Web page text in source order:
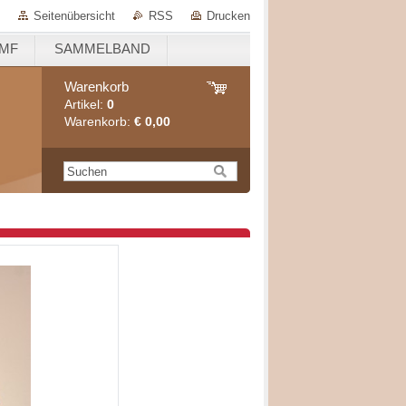
Seitenübersicht RSS Drucken
SAMMELBAND
Warenkorb
Artikel: 0
Warenkorb: € 0,00